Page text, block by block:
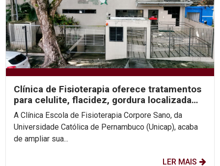
Clínica de Fisioterapia oferece tratamentos
para celulite, flacidez, gordura localizada
e...
A Clínica Escola de Fisioterapia Corpore Sano, da
Universidade Católica de Pernambuco (Unicap), acaba
de ampliar sua...
LER MAIS